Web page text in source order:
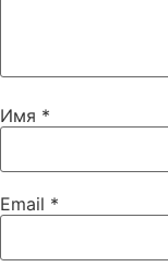
Имя *
Email *